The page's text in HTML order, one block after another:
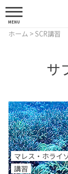
MENU
ホーム >SCR講習
サ
マレス・ホライ
講習